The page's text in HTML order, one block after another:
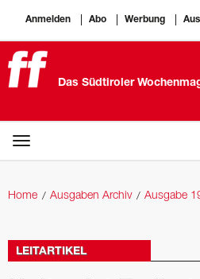
Anmelden Abo Werbung
Das Südtiroler
Home Ausgaben Archiv Ausgabe
LEITARTIKEL